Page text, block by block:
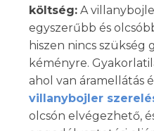
költség: A
egyszerűbb és
hiszen nincs szükség
kéményre.
ahol van áramellátás
villanybojler
olcsón elvégezhető,